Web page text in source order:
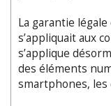
La garantie
s’appliquait aux
s’applique
des éléments
smartphones,